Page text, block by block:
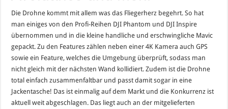
Die Drohne kommt mit allem was das Fliegerherz begehrt. So hat
man einiges von den Profi-Reihen DJI Phantom und DJI Inspire
übernommen und in die kleine handliche und erschwingliche Mavic
gepackt. Zu den Features zählen neben einer 4K Kamera auch GPS
sowie ein Feature, welches die Umgebung überprüft, sodass man
nicht gleich mit der nächsten Wand kollidiert. Zudem ist die Drohne
total einfach zusammenfaltbar und passt damit sogar in eine
Jackentasche! Das ist einmalig auf dem Markt und die Konkurrenz ist
aktuell weit abgeschlagen. Das liegt auch an der mitgelieferten